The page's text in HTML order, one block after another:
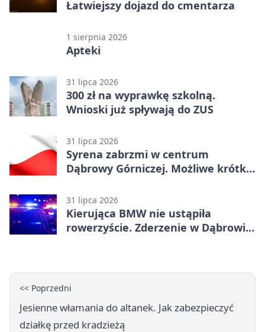
Łatwiejszy dojazd do cmentarza
1 sierpnia 2026
Apteki
31 lipca 2026
300 zł na wyprawkę szkolną.
Wnioski już spływają do ZUS
31 lipca 2026
Syrena zabrzmi w centrum
Dąbrowy Górniczej. Możliwe krótkie
31 lipca 2026
Kierująca BMW nie ustąpiła
rowerzyście. Zderzenie w Dąbrowie
<< Poprzedni
Jesienne włamania do altanek. Jak zabezpieczyć
działkę przed kradzieżą